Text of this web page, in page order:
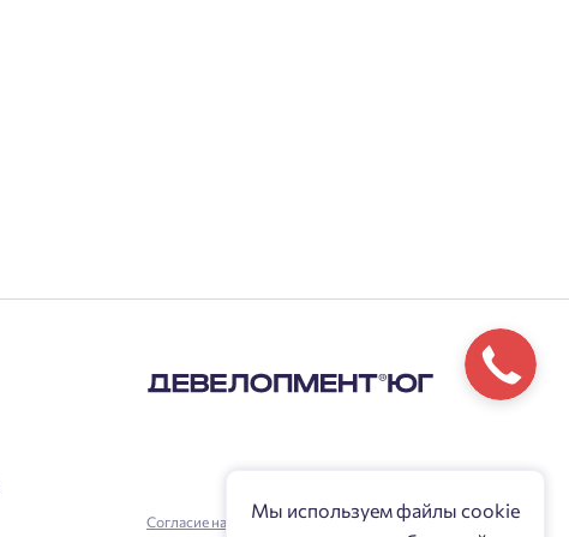
Согласие на обработку персональных данных
Мы используем файлы cookie